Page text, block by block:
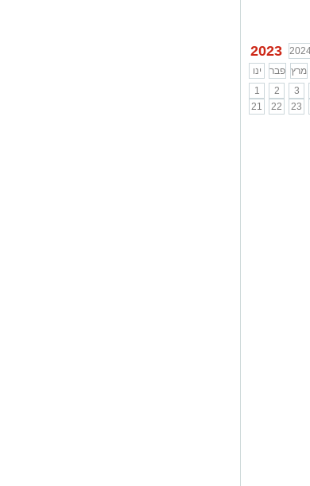
2023
ינו
פבר מרץ
1
2 3
21
22 23